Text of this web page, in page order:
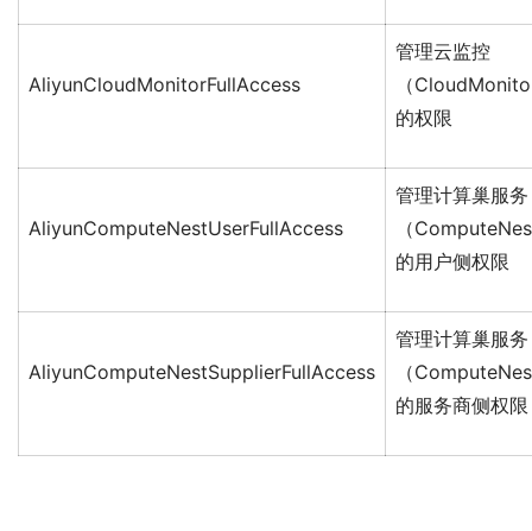
AliyunCloudMonitorFullAccess
管理云监控
（
的权限
AliyunComputeNestUserFullAccess
管理计算巢服务
（
的用户侧权限
AliyunComputeNestSupplierFullAccess
管理计算巢服务
（
的服务商侧权限